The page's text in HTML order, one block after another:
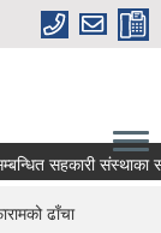
सहकारी संस्थाका
ढाँचा